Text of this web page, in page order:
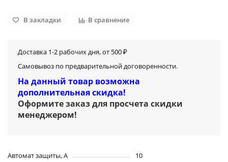
В закладки В сравнение
Доставка 1-2 рабочих дня, от 500 ₽
Самовывоз по предварительной договоренности.
На данный товар возможна
дополнительная скидка!
Оформите заказ для просчета скидки
менеджером!
Автомат защиты, А
10